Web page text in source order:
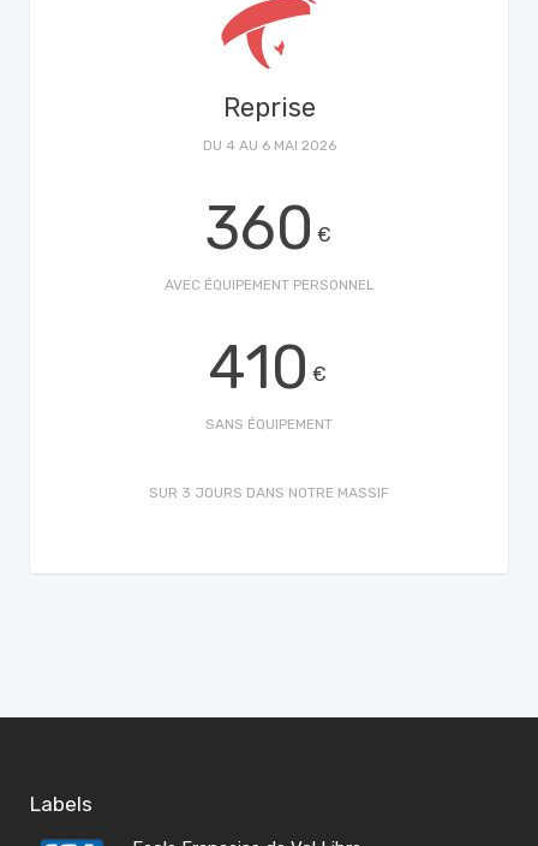
Reprise
DU 4 AU 6 MAI 2026
360 €
AVEC ÉQUIPEMENT PERSONNEL
410 €
SANS ÉQUIPEMENT
SUR 3 JOURS DANS NOTRE MASSIF
Labels